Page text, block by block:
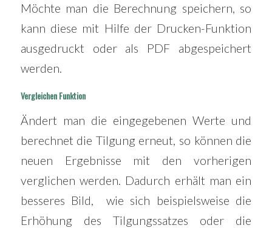
Möchte man die Berechnung speichern, so
kann diese mit Hilfe der Drucken-Funktion
ausgedruckt oder als PDF abgespeichert
werden.
Vergleichen Funktion
Ändert man die eingegebenen Werte und
berechnet die Tilgung erneut, so können die
neuen Ergebnisse mit den vorherigen
verglichen werden. Dadurch erhält man ein
besseres Bild, wie sich beispielsweise die
Erhöhung des Tilgungssatzes oder die